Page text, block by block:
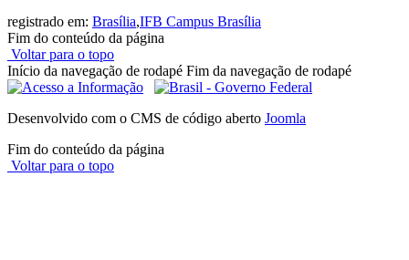
registrado em: Brasília,IFB Campus Brasília
Fim do conteúdo da página
Voltar para o topo
Início da navegação de rodapé Fim da navegação de rodapé
Desenvolvido com o CMS de código aberto Joomla
Fim do conteúdo da página
Voltar para o topo